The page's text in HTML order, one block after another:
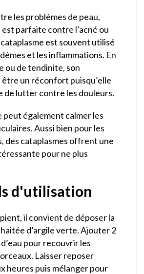
les problèmes de peau,
est parfaite contre l’acné ou
cataplasme est souvent utilisé
et les inflammations. En
ou de tendinite, son
un réconfort puisqu’elle
de lutter contre les douleurs.
peut également calmer les
Aussi bien pour les
des cataplasmes offrent une
pour ne plus
d'utilisation
il convient de déposer la
d’argile verte. Ajouter 2
pour recouvrir les
Laisser reposer
heures puis mélanger pour